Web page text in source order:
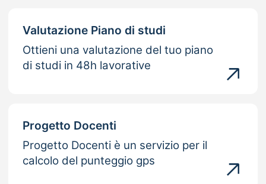
Valutazione Piano di studi
Ottieni una valutazione del tuo piano
di studi in 48h lavorative
Progetto Docenti
Progetto Docenti è un servizio per il
calcolo del punteggio gps